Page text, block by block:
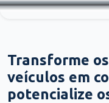
Transforme
veículos em
potencialize